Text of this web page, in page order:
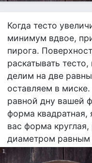
Когда тесто
минимум вдвое,
пирога.
раскатывать
делим на две
оставляем в
равной дну вашей
форма квадратная,
вас форма круглая,
диаметром